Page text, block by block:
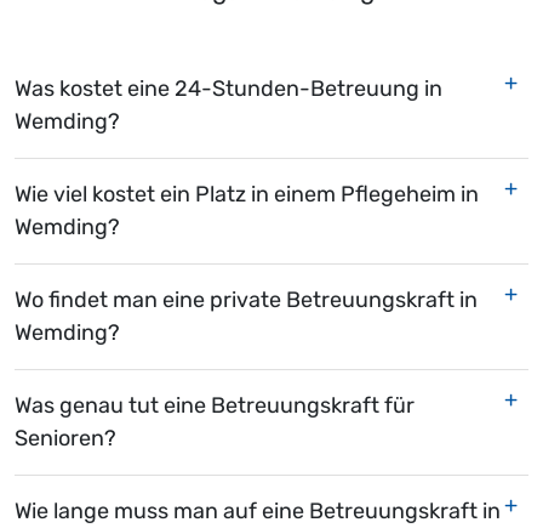
Was kostet eine 24-Stunden-Betreuung in
Wemding?
Wie viel kostet ein Platz in einem Pflegeheim in
Wemding?
Wo findet man eine private Betreuungskraft in
Wemding?
Was genau tut eine Betreuungskraft für
Senioren?
Wie lange muss man auf eine Betreuungskraft in